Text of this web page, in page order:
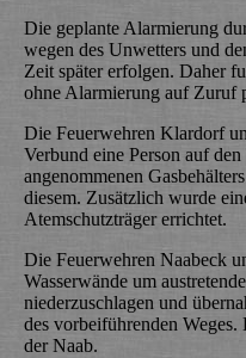
Die geplante Alarmierung
wegen des Unwetters und
Zeit später erfolgen. Daher
ohne Alarmierung auf Zuruf
Die Feuerwehren Klardorf
Verbund eine Person auf
angenommenen
diesem. Zusätzlich wurde
Atemschutzträger errichtet.
Die Feuerwehren Naabeck
Wasserwände um
niederzuschlagen und
des vorbeiführenden Weges.
der Naab.